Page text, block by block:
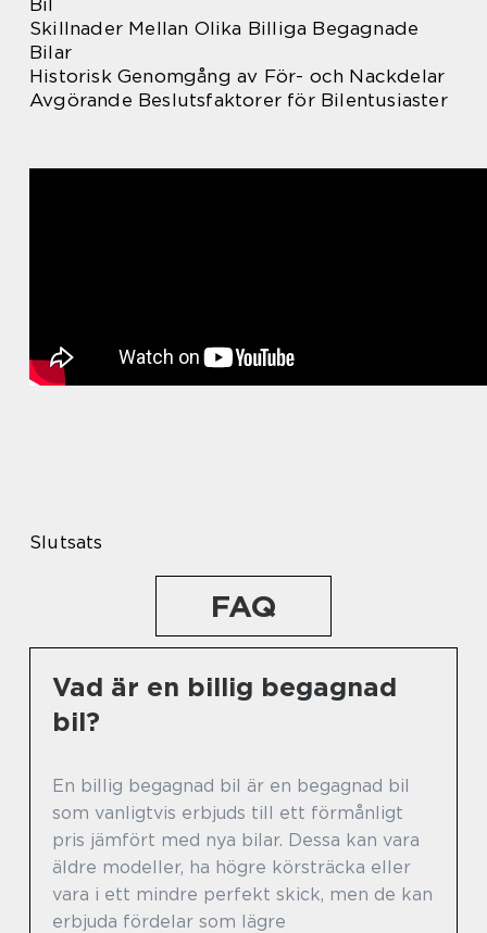
Skillnader Mellan Olika Billiga Begagnade
Bilar
Historisk Genomgång av För- och Nackdelar
Avgörande Beslutsfaktorer för Bilentusiaster
Slutsats
FAQ
Vad är en billig begagnad
bil?
En billig begagnad bil är en begagnad bil
som vanligtvis erbjuds till ett förmånligt
pris jämfört med nya bilar. Dessa kan vara
äldre modeller, ha högre körsträcka eller
vara i ett mindre perfekt skick, men de kan
erbjuda fördelar som lägre